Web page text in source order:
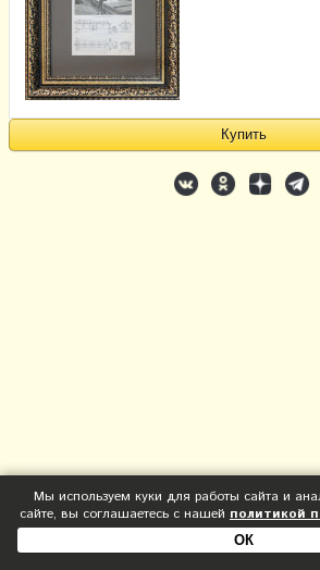
Мы используем куки для работы сайта и
сайте, вы соглашаетесь с нашей политикой
ОК